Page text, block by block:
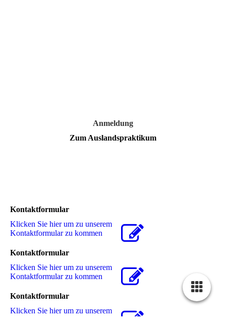
Anmeldung
Zum Auslandspraktikum
Kontaktformular
Klicken Sie hier um zu unserem
Kon­takt­for­mu­lar zu kommen
Kontaktformular
Klicken Sie hier um zu unserem
Kon­takt­for­mu­lar zu kommen
Kontaktformular
Klicken Sie hier um zu unserem